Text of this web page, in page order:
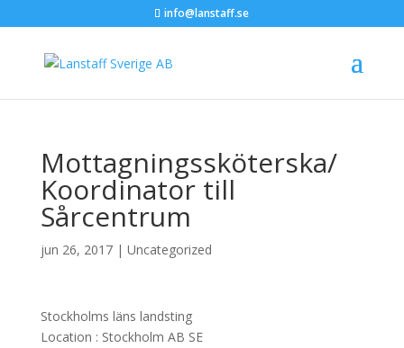
info@lanstaff.se
Mottagningssköterska/
Koordinator till
Sårcentrum
jun 26, 2017| Uncategorized
Stockholms läns landsting
Location : Stockholm AB SE